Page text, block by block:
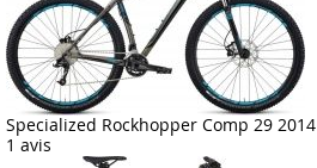
Specialized Rockhopper Comp 29 2014
1 avis